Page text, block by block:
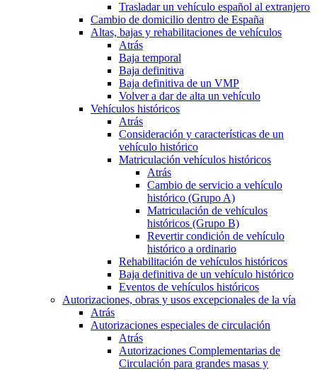
Trasladar un vehículo español al extranjero
Cambio de domicilio dentro de España
Altas, bajas y rehabilitaciones de vehículos
Atrás
Baja temporal
Baja definitiva
Baja definitiva de un VMP
Volver a dar de alta un vehículo
Vehículos históricos
Atrás
Consideración y características de un
vehículo histórico
Matriculación vehículos históricos
Atrás
Cambio de servicio a vehículo
histórico (Grupo A)
Matriculación de vehículos
históricos (Grupo B)
Revertir condición de vehículo
histórico a ordinario
Rehabilitación de vehículos históricos
Baja definitiva de un vehículo histórico
Eventos de vehículos históricos
Autorizaciones, obras y usos excepcionales de la vía
Atrás
Autorizaciones especiales de circulación
Atrás
Autorizaciones Complementarias de
Circulación para grandes masas y